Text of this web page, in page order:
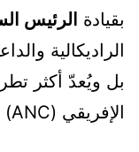
بقيادة الرئيس
الراديكالية
بل ويُعدّ أكثر
الإفريقي (ANC) الحاكم.